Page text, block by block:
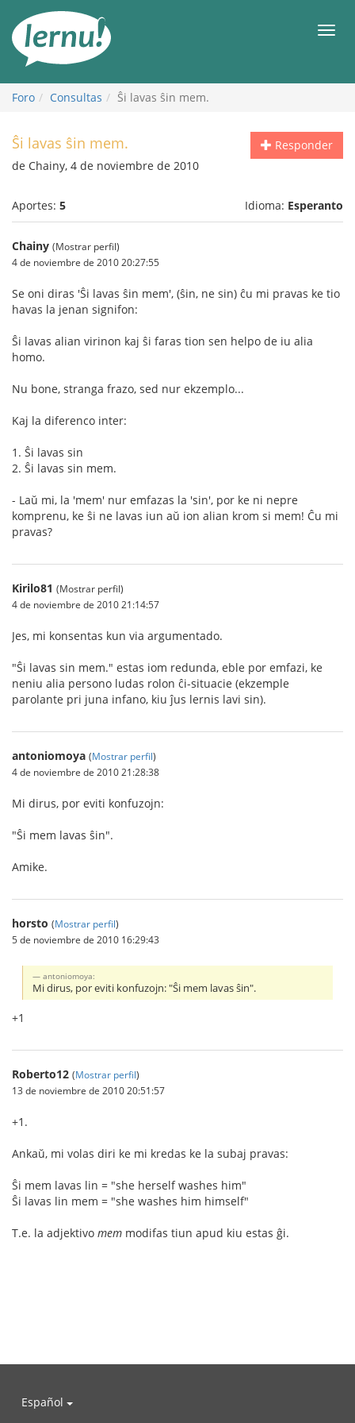
Foro Consultas Ŝi lavas ŝin mem.
Responder
Ŝi lavas ŝin mem.
de Chainy, 4 de noviembre de 2010
Aportes: 5 Idioma: Esperanto
Chainy (Mostrar perfil)
4 de noviembre de 2010 20:27:55
Se oni diras 'Ŝi lavas ŝin mem', (ŝin, ne sin) ĉu mi pravas ke tio
havas la jenan signifon:
Ŝi lavas alian virinon kaj ŝi faras tion sen helpo de iu alia
homo.
Nu bone, stranga frazo, sed nur ekzemplo...
Kaj la diferenco inter:
1. Ŝi lavas sin
2. Ŝi lavas sin mem.
- Laŭ mi, la 'mem' nur emfazas la 'sin', por ke ni nepre
komprenu, ke ŝi ne lavas iun aŭ ion alian krom si mem! Ĉu mi
pravas?
Kirilo81 (Mostrar perfil)
4 de noviembre de 2010 21:14:57
Jes, mi konsentas kun via argumentado.
"Ŝi lavas sin mem." estas iom redunda, eble por emfazi, ke
neniu alia persono ludas rolon ĉi-situacie (ekzemple
parolante pri juna infano, kiu ĵus lernis lavi sin).
antoniomoya (Mostrar perfil)
4 de noviembre de 2010 21:28:38
Mi dirus, por eviti konfuzojn:
"Ŝi mem lavas ŝin".
Amike.
horsto (Mostrar perfil)
5 de noviembre de 2010 16:29:43
antoniomoya:
Mi dirus, por eviti konfuzojn: "Ŝi mem lavas ŝin".
+1
Roberto12 (Mostrar perfil)
13 de noviembre de 2010 20:51:57
+1.
Ankaŭ, mi volas diri ke mi kredas ke la subaj pravas:
Ŝi mem lavas lin = "she herself washes him"
Ŝi lavas lin mem = "she washes him himself"
T.e. la adjektivo mem modifas tiun apud kiu estas ĝi.
Español